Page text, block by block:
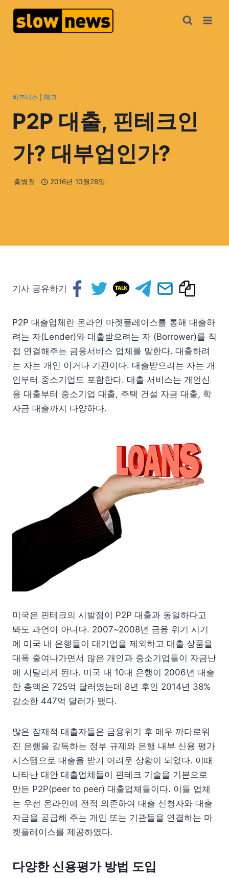
비즈니스 |테크
P2P 대출, 핀테크인
가? 대부업인가?
홍병철 2016년 10월28일.
기사 공유하기
P2P 대출업체란 온라인 마켓플레이스를 통해 대출하
려는 자(Lender)와 대출받으려는 자 (Borrower)를 직
접 연결해주는 금융서비스 업체를 말한다. 대출하려
는 자는 개인 이거나 기관이다. 대출받으려는 자는 개
인부터 중소기업도 포함한다. 대출 서비스는 개인신
용 대출부터 중소기업 대출, 주택 건설 자금 대출, 학
자금 대출까지 다양하다.
미국은 핀테크의 시발점이 P2P 대출과 동일하다고
봐도 과언이 아니다. 2007~2008년 금융 위기 시기
에 미국 내 은행들이 대기업을 제외하고 대출 상품을
대폭 줄여나가면서 많은 개인과 중소기업들이 자금난
에 시달리게 된다. 미국 내 10대 은행이 2006년 대출
한 총액은 725억 달러였는데 8년 후인 2014년 38%
감소한 447억 달러가 됐다.
많은 잠재적 대출자들은 금융위기 후 매우 까다로워
진 은행을 감독하는 정부 규제와 은행 내부 신용 평가
시스템으로 대출을 받기 어려운 상황이 되었다. 이때
나타난 대안 대출업체들이 핀테크 기술을 기본으로
만든 P2P(peer to peer) 대출업체들이다. 이들 업체
는 우선 온라인에 전적 의존하여 대출 신청자와 대출
자금을 공급해 주는 개인 또는 기관들을 연결하는 마
켓플레이스를 제공하였다.
다양한 신용평가 방법 도입